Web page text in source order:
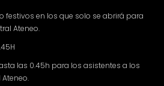
festivos en los que solo se abrirá para
Ateneo.
las 0.45h para los asistentes a los